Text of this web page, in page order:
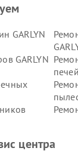
GARLYN
GARLYN
GARLYN
центра